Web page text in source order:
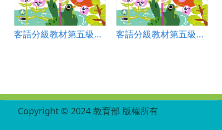
客語分級教材第五級第十冊教學指引 客語分級教材第五級第十冊教學指引
Copyright © 2024 教育部 版權所有